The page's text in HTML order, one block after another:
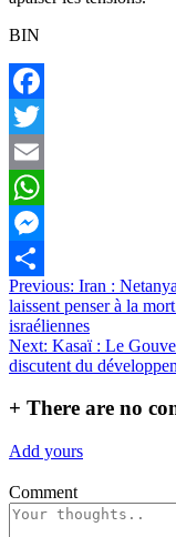
BIN
Facebook
Twitter
Email
WhatsApp
Messenger
Partager
Navigation
de
l’article
Previous: Iran :
laissent penser à la
israéliennes
Next: Kasaï : Le
discutent du
+ There are no
Add yours
Comment